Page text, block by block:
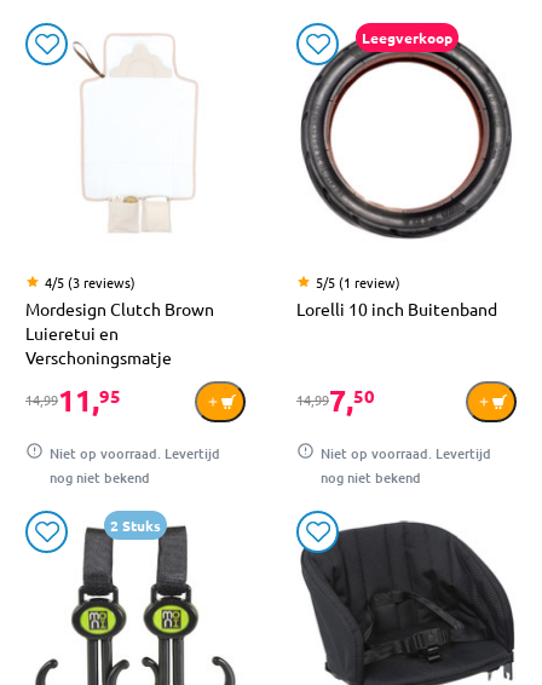
4/5 (3 reviews)
Mordesign Clutch Brown
Luieretui en
Verschoningsmatje
14,9911,95
Niet op voorraad. Levertijd
nog niet bekend
Leegverkoop
5/5 (1 review)
Lorelli 10 inch Buitenband
14,997,50
Niet op voorraad. Levertijd
nog niet bekend
2 Stuks